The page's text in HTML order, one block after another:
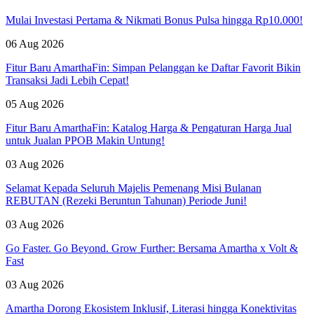
Mulai Investasi Pertama & Nikmati Bonus Pulsa hingga Rp10.000!
06 Aug 2026
Fitur Baru AmarthaFin: Simpan Pelanggan ke Daftar Favorit Bikin
Transaksi Jadi Lebih Cepat!
05 Aug 2026
Fitur Baru AmarthaFin: Katalog Harga & Pengaturan Harga Jual
untuk Jualan PPOB Makin Untung!
03 Aug 2026
Selamat Kepada Seluruh Majelis Pemenang Misi Bulanan
REBUTAN (Rezeki Beruntun Tahunan) Periode Juni!
03 Aug 2026
Go Faster. Go Beyond. Grow Further: Bersama Amartha x Volt &
Fast
03 Aug 2026
Amartha Dorong Ekosistem Inklusif, Literasi hingga Konektivitas